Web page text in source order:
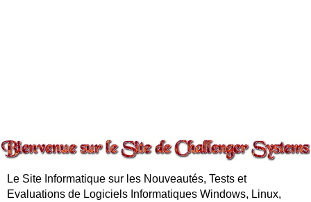
Le Site Informatique sur les Nouveautés, Tests et
Evaluations de Logiciels Informatiques Windows, Linux,